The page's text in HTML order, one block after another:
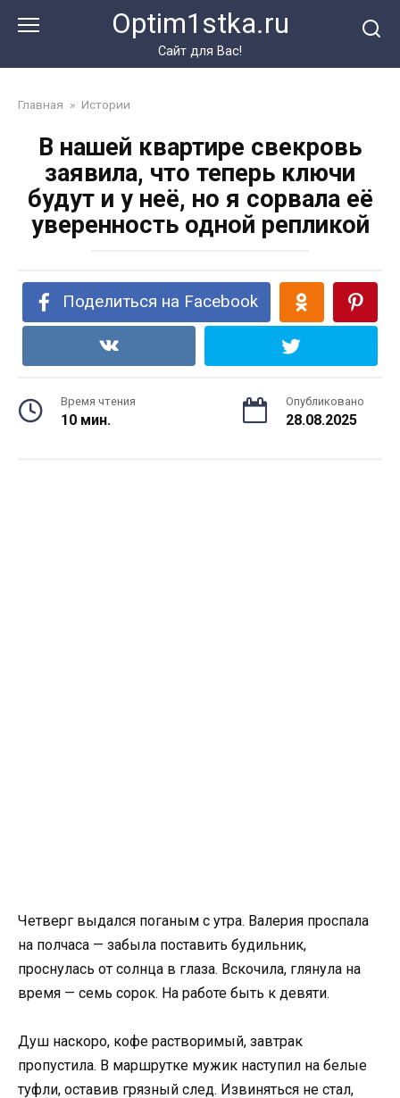
Optim1stka.ru
Сайт для Вас!
Главная » Истории
В нашей квартире свекровь
заявила, что теперь ключи
будут и у неё, но я сорвала её
уверенность одной репликой
Поделиться на Facebook
Время чтения
10 мин.
Опубликовано
28.08.2025
Четверг выдался поганым с утра. Валерия проспала
на полчаса — забыла поставить будильник,
проснулась от солнца в глаза. Вскочила, глянула на
время — семь сорок. На работе быть к девяти.
Душ наскоро, кофе растворимый, завтрак
пропустила. В маршрутке мужик наступил на белые
туфли, оставив грязный след. Извиняться не стал,